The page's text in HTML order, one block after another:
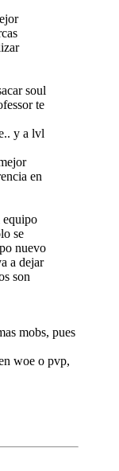
soul
te
y a lvl
en
equipo
se
nuevo
a dejar
son
mobs, pues
woe o pvp,